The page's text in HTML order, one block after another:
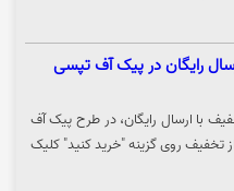
با ارسال رایگان در پیک آف تپسی
میتوانید تا 40 درصد تخفیف با ارسال رایگان، در طرح پیک آف
تخفیف روی گزینه "خرید کنید" کلیک